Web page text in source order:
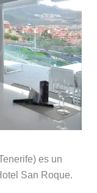
es un
San Roque.